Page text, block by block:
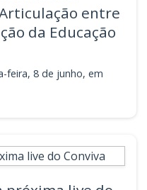
entre
da Educação
feira, 8 de junho, em